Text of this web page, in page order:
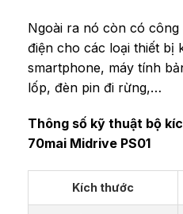
Ngoài ra nó còn có
điện cho các loại thiết bị
smartphone, máy tính
lốp, đèn pin đi rừng,…
Thông số kỹ thuật bộ
70mai Midrive PS01
Kích thước